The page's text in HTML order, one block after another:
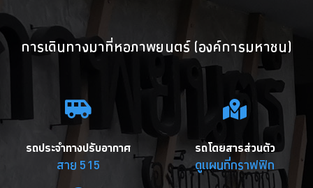
การเดินทางมาที่หอภาพยนตร์ (องค์การมหาชน)
รถประจำทางปรับอากาศ
สาย 515
รถโดยสารส่วนตัว
ดูแผนที่กราฟฟิก